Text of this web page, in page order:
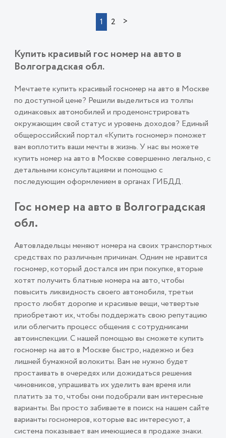
1 2 >
Купить красивый гос номер на авто в
Волгоградская обл.
Мечтаете купить красивый госномер на авто в Москве
по доступной цене? Решили выделиться из толпы
одинаковых автомобилей и продемонстрировать
окружающим свой статус и уровень доходов? Единый
общероссийский портал «Купить госномер» поможет
вам воплотить ваши мечты в жизнь. У нас вы можете
купить номер на авто в Москве совершенно легально, с
детальными консультациями и помощью с
последующим оформлением в органах ГИБДД.
Гос номер на авто в Волгоградская
обл.
Автовладельцы меняют номера на своих транспортных
средствах по различным причинам. Одним не нравится
госномер, который достался им при покупке, вторые
хотят получить блатные номера на авто, чтобы
повысить ликвидность своего автомобиля, третьи
просто любят дорогие и красивые вещи, четвертые
приобретают их, чтобы поддержать свою репутацию
или облегчить процесс общения с сотрудниками
автоинспекции. С нашей помощью вы сможете купить
госномер на авто в Москве быстро, надежно и без
лишней бумажной волокиты. Вам не нужно будет
простаивать в очередях или дожидаться решения
чиновников, упрашивать их уделить вам время или
платить за то, чтобы они подобрали вам интересные
варианты. Вы просто забиваете в поиск на нашем сайте
варианты госномеров, которые вас интересуют, а
система показывает вам имеющиеся в продаже знаки.